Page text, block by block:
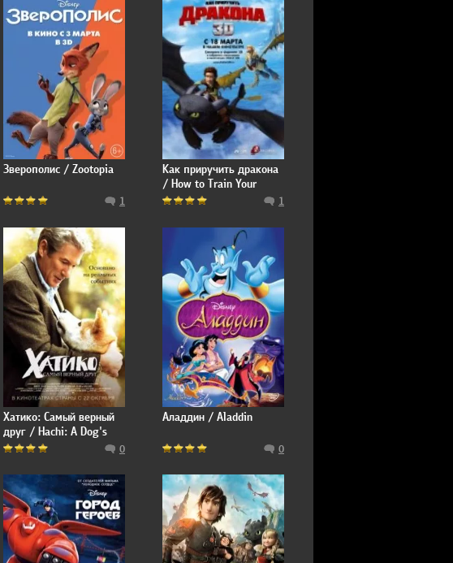
Зверополис / Zootopia
1
Как приручить дракона
/ How to Train Your
Dragon
1
Хатико: Самый верный
друг / Hachi: A Dog's
Tale
0
Аладдин / Aladdin
0